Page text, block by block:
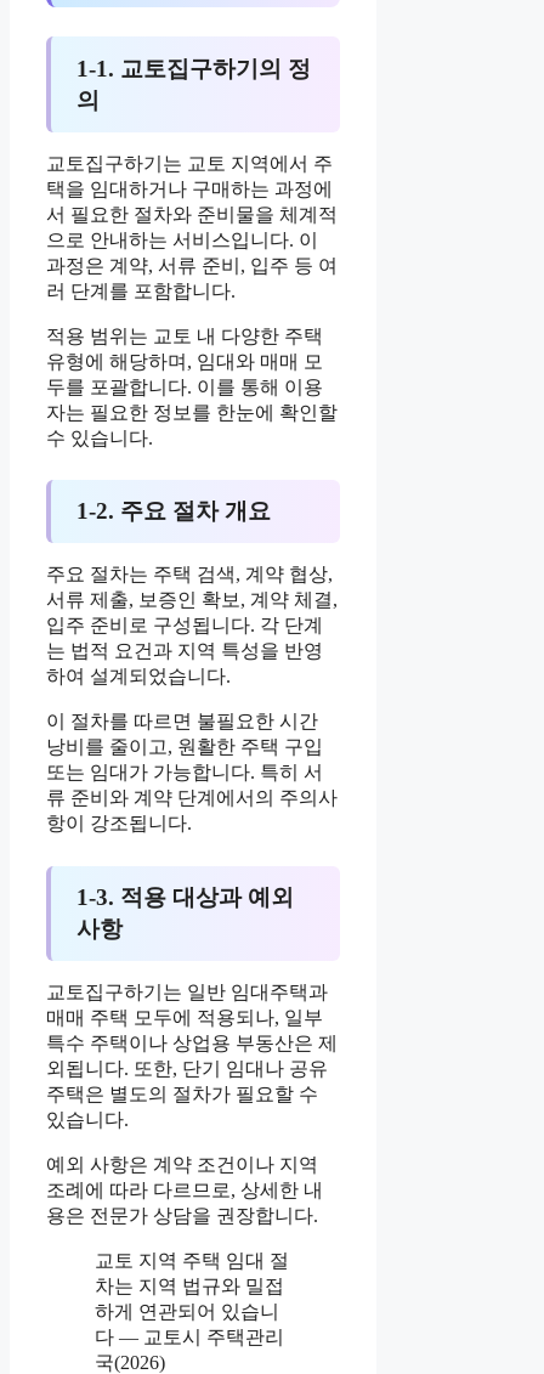
1-1. 교토집구하기의 정
의
교토집구하기는 교토 지역에서 주
택을 임대하거나 구매하는 과정에
서 필요한 절차와 준비물을 체계적
으로 안내하는 서비스입니다. 이
과정은 계약, 서류 준비, 입주 등 여
러 단계를 포함합니다.
적용 범위는 교토 내 다양한 주택
유형에 해당하며, 임대와 매매 모
두를 포괄합니다. 이를 통해 이용
자는 필요한 정보를 한눈에 확인할
수 있습니다.
1-2. 주요 절차 개요
주요 절차는 주택 검색, 계약 협상,
서류 제출, 보증인 확보, 계약 체결,
입주 준비로 구성됩니다. 각 단계
는 법적 요건과 지역 특성을 반영
하여 설계되었습니다.
이 절차를 따르면 불필요한 시간
낭비를 줄이고, 원활한 주택 구입
또는 임대가 가능합니다. 특히 서
류 준비와 계약 단계에서의 주의사
항이 강조됩니다.
1-3. 적용 대상과 예외
사항
교토집구하기는 일반 임대주택과
매매 주택 모두에 적용되나, 일부
특수 주택이나 상업용 부동산은 제
외됩니다. 또한, 단기 임대나 공유
주택은 별도의 절차가 필요할 수
있습니다.
예외 사항은 계약 조건이나 지역
조례에 따라 다르므로, 상세한 내
용은 전문가 상담을 권장합니다.
교토 지역 주택 임대 절
차는 지역 법규와 밀접
하게 연관되어 있습니
다 — 교토시 주택관리
국(2026)